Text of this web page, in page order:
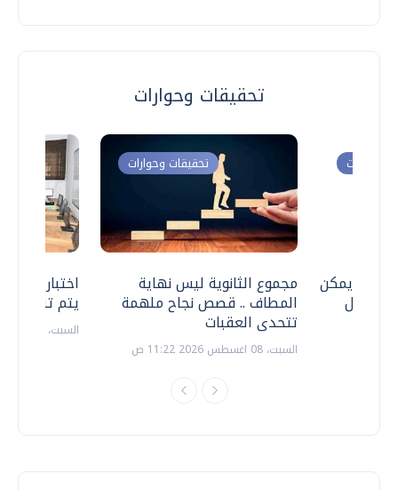
تحقيقات وحوارات
اختبارات
يتم
السبت، 18 يوليو 2026 09:22 ص
تحقيقات وحوارات
مجموع الثانوية ليس نهاية
المطاف .. قصص نجاح ملهمة
تتحدى العقبات
السبت، 08 اغسطس 2026 11:22 ص
وحوارات
.. هل يمكن
نتعامل